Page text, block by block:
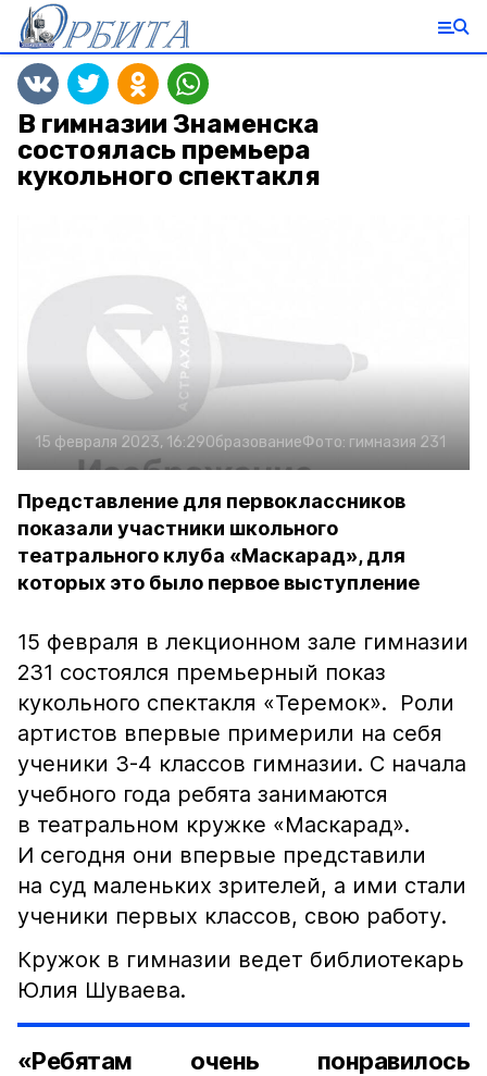
В гимназии Знаменска
состоялась премьера
кукольного спектакля
15 февраля 2023, 16:29ОбразованиеФото: гимназия 231
Представление для первоклассников
показали участники школьного
театрального клуба «Маскарад», для
которых это было первое выступление
15 февраля в лекционном зале гимназии
231 состоялся премьерный показ
кукольного спектакля «Теремок». Роли
артистов впервые примерили на себя
ученики 3-4 классов гимназии. С начала
учебного года ребята занимаются
в театральном кружке «Маскарад».
И сегодня они впервые представили
на суд маленьких зрителей, а ими стали
ученики первых классов, свою работу.
Кружок в гимназии ведет библиотекарь
Юлия Шуваева.
«Ребятам очень понравилось